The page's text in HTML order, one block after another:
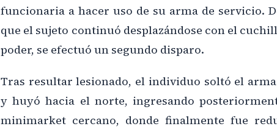
funcionaria a hacer uso de su arma de servicio.
que el sujeto continuó desplazándose con el
poder, se efectuó un segundo disparo.
Tras resultar lesionado, el individuo soltó el
y huyó hacia el norte, ingresando
minimarket cercano, donde finalmente fue